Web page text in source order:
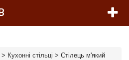
> Кухонні стільці > Стілець м'який